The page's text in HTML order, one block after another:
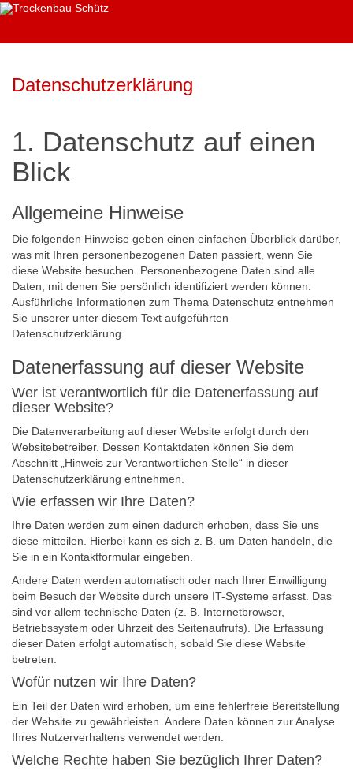
Datenschutzerklärung
1. Datenschutz auf einen
Blick
Allgemeine Hinweise
Die folgenden Hinweise geben einen einfachen Überblick darüber,
was mit Ihren personenbezogenen Daten passiert, wenn Sie
diese Website besuchen. Personenbezogene Daten sind alle
Daten, mit denen Sie persönlich identifiziert werden können.
Ausführliche Informationen zum Thema Datenschutz entnehmen
Sie unserer unter diesem Text aufgeführten
Datenschutzerklärung.
Datenerfassung auf dieser Website
Wer ist verantwortlich für die Datenerfassung auf
dieser Website?
Die Datenverarbeitung auf dieser Website erfolgt durch den
Websitebetreiber. Dessen Kontaktdaten können Sie dem
Abschnitt „Hinweis zur Verantwortlichen Stelle“ in dieser
Datenschutzerklärung entnehmen.
Wie erfassen wir Ihre Daten?
Ihre Daten werden zum einen dadurch erhoben, dass Sie uns
diese mitteilen. Hierbei kann es sich z. B. um Daten handeln, die
Sie in ein Kontaktformular eingeben.
Andere Daten werden automatisch oder nach Ihrer Einwilligung
beim Besuch der Website durch unsere IT-Systeme erfasst. Das
sind vor allem technische Daten (z. B. Internetbrowser,
Betriebssystem oder Uhrzeit des Seitenaufrufs). Die Erfassung
dieser Daten erfolgt automatisch, sobald Sie diese Website
betreten.
Wofür nutzen wir Ihre Daten?
Ein Teil der Daten wird erhoben, um eine fehlerfreie Bereitstellung
der Website zu gewährleisten. Andere Daten können zur Analyse
Ihres Nutzerverhaltens verwendet werden.
Welche Rechte haben Sie bezüglich Ihrer Daten?